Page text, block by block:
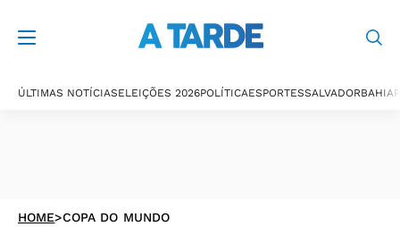
ÚLTIMAS NOTÍCIASELEIÇÕES 2026POLÍTICAESPORTESSALVADORBAHIA
HOME>COPA DO MUNDO